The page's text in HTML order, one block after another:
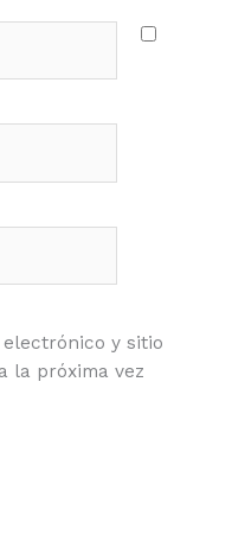
y sitio
la próxima vez